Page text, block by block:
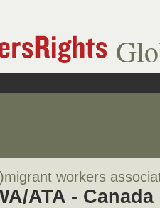
workers
ATA - Canada